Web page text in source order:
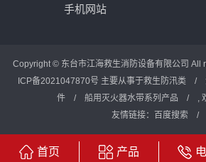
手机网站
Copyright © 东台市江海救生消防设备有限公司 All
ICP备2021047870号 主要从事于救生防汛类/
件 / 船用灭火器水带系列产品 / , 欢
友情链接： 百度搜索/
首页 产品